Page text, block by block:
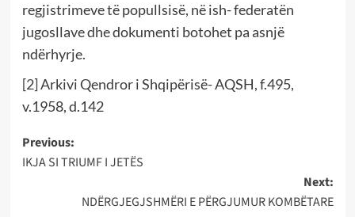
regjistrimeve të popullsisë, në ish- federatën
jugosllave dhe dokumenti botohet pa asnjë
ndërhyrje.
[2]Arkivi Qendror i Shqipërisë- AQSH, f.495,
v.1958, d.142
Post
navigation
Previous:
IKJA SI TRIUMF I JETËS
Next:
NDËRGJEGJSHMËRI E PËRGJUMUR KOMBËTARE